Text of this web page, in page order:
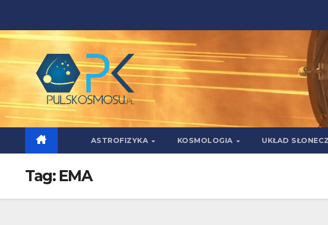
content
ASTROFIZYKA KOSMOLOGIA UKŁAD
Tag: EMA